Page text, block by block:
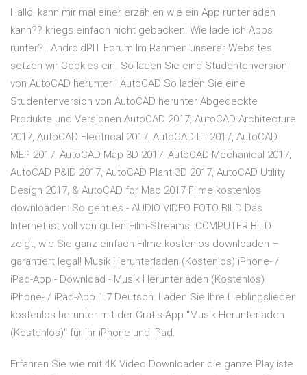
Hallo, kann mir mal einer erzählen wie ein App runterladen
kann?? kriegs einfach nicht gebacken! Wie lade ich Apps
runter? | AndroidPIT Forum Im Rahmen unserer Websites
setzen wir Cookies ein. So laden Sie eine Studentenversion
von AutoCAD herunter | AutoCAD So laden Sie eine
Studentenversion von AutoCAD herunter Abgedeckte
Produkte und Versionen AutoCAD 2017, AutoCAD Architecture
2017, AutoCAD Electrical 2017, AutoCAD LT 2017, AutoCAD
MEP 2017, AutoCAD Map 3D 2017, AutoCAD Mechanical 2017,
AutoCAD P&ID 2017, AutoCAD Plant 3D 2017, AutoCAD Utility
Design 2017, & AutoCAD for Mac 2017 Filme kostenlos
downloaden: So geht es - AUDIO VIDEO FOTO BILD Das
Internet ist voll von guten Film-Streams. COMPUTER BILD
zeigt, wie Sie ganz einfach Filme kostenlos downloaden –
garantiert legal! Musik Herunterladen (Kostenlos) iPhone- /
iPad-App - Download - Musik Herunterladen (Kostenlos)
iPhone- / iPad-App 1.7 Deutsch: Laden Sie Ihre Lieblingslieder
kostenlos herunter mit der Gratis-App "Musik Herunterladen
(Kostenlos)" für Ihr iPhone und iPad.
Erfahren Sie wie mit 4K Video Downloader die ganze Playliste